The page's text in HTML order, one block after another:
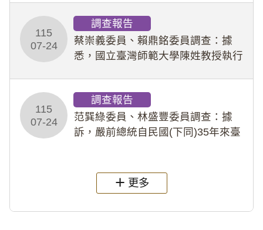
行拍攝特定樣態性影像並以手機傳送
劉師。該生因畏懼成
115
07-24
調查報告
蔡崇義委員、賴鼎銘委員調查：據
悉，國立臺灣師範大學陳姓教授執行
術倫理等情案調查報告。(115教調
31)
115
07-24
調查報告
范巽綠委員、林盛豐委員調查：據
訴，嚴前總統自民國(下同)35年來臺
過世後，總統府於89年間函請其家屬
繼續留住
更多